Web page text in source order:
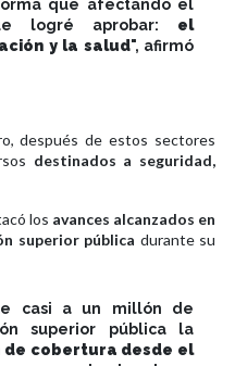
que afectando el
logré aprobar: el
y la salud", afirmó
después de estos sectores
destinados a seguridad,
los avances alcanzados en
superior pública durante su
casi a un millón de
superior pública la
de cobertura desde el